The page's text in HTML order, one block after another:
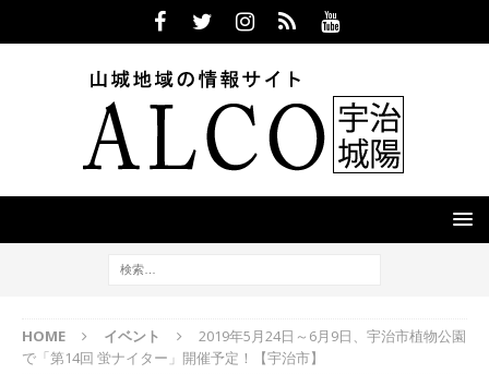
HOME イベント
2019年5月24日～6月9日、宇治市植物公園
で「第14回 蛍ナイター」開催予定！【宇治市】